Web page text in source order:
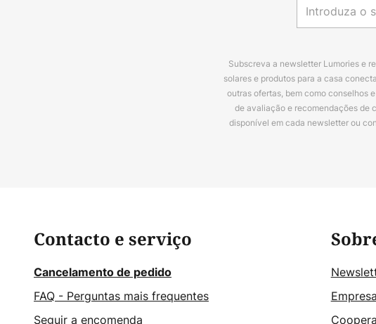
Subscreva a newsletter Lumories e
solares e produtos para a casa
outras ofertas, bem como conselhos
de avaliação e recomendações de
disponível em cada newsletter ou
Contacto e serviço
Cancelamento de pedido
FAQ - Perguntas mais frequentes
Seguir a encomenda